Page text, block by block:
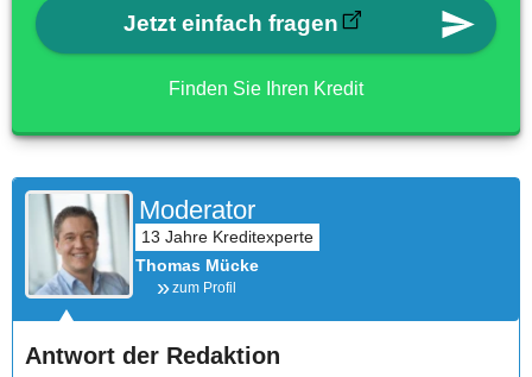
Jetzt einfach fragen
Finden Sie Ihren Kredit
Moderator
Thomas Mücke
zum Profil
Antwort der Redaktion